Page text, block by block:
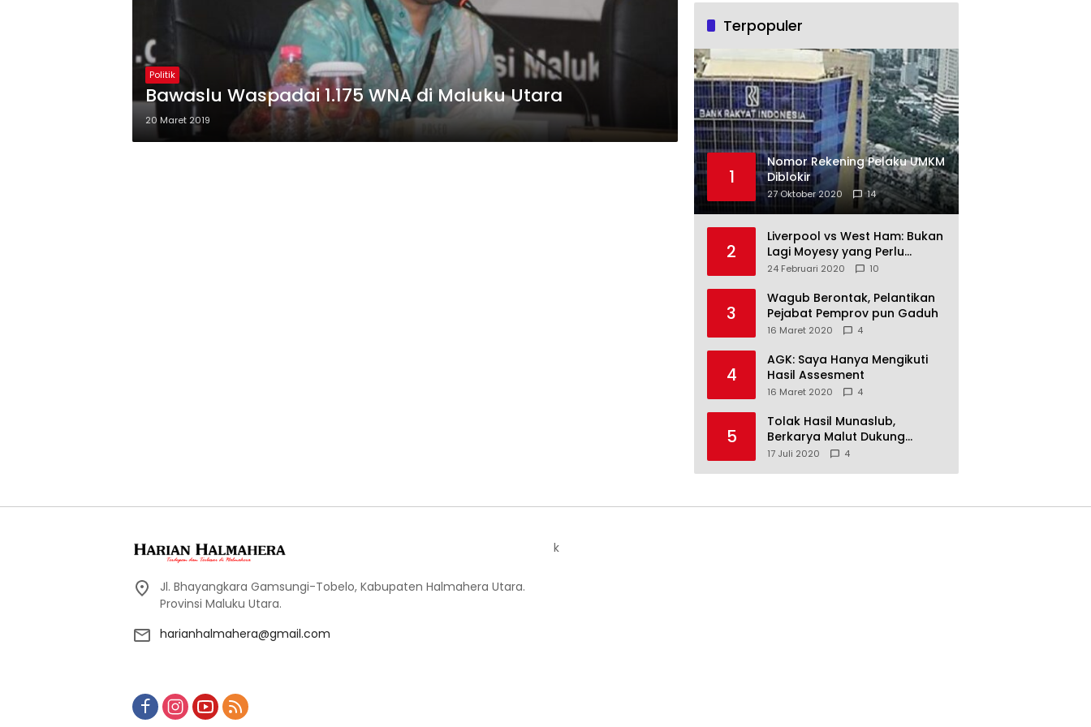
Politik
Bawaslu Waspadai 1.175 WNA di Maluku Utara
20 Maret 2019
Terpopuler
1
Nomor Rekening Pelaku UMKM
Diblokir
27 Oktober 2020 14
2
Liverpool vs West Ham: Bukan
Lagi Moyesy yang Perlu
Ditakuti
24 Februari 2020 10
3
Wagub Berontak, Pelantikan
Pejabat Pemprov pun Gaduh
16 Maret 2020 4
4
AGK: Saya Hanya Mengikuti
Hasil Assesment
16 Maret 2020 4
5
Tolak Hasil Munaslub,
Berkarya Malut Dukung
Tommy Soeharto
17 Juli 2020 4
Jl. Bhayangkara Gamsungi-Tobelo, Kabupaten Halmahera Utara.
Provinsi Maluku Utara.
harianhalmahera@gmail.com
k